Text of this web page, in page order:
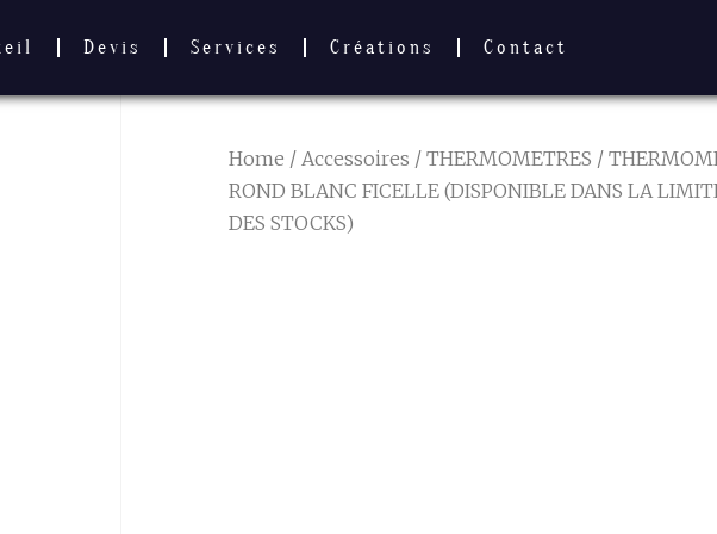
Devis Services Créations Contact
Home / Accessoires / THERMOMETRES /
ROND BLANC FICELLE (DISPONIBLE DANS LA
DES STOCKS)